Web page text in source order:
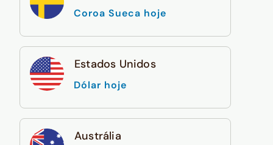
Coroa Sueca hoje
Estados Unidos
Dólar hoje
Austrália